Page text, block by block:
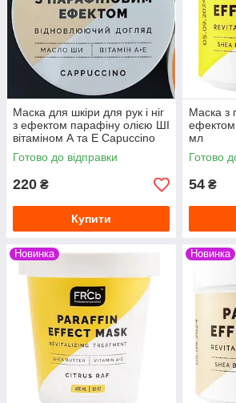
Маска для шкіри для рук і ніг
з ефектом парафіну олією ШІ
вітаміном А та Е Capuccino
відновлюючий догляд 200 мл
Готово до відправки
220 ₴
Купити
Маска з
мл
Готово
54 ₴
Новинка Новинка